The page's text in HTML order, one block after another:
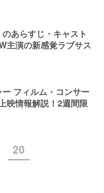
あらすじ・キャスト
主演の新感覚ラブサス
ー フィルム・コンサー
映情報解説！2週間限
20